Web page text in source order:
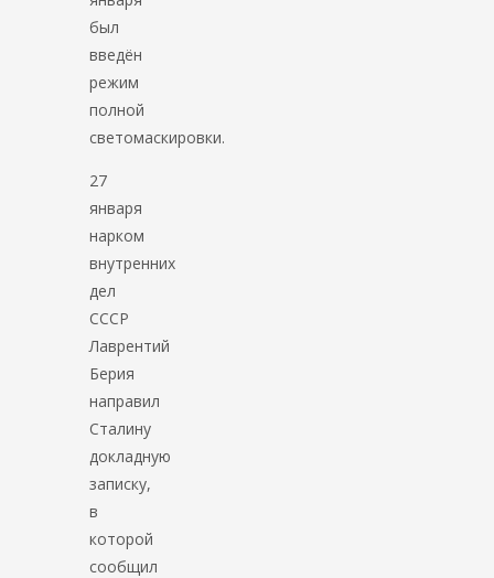
был
введён
режим
полной
светомаскировки.
27
января
нарком
внутренних
дел
СССР
Лаврентий
Берия
направил
Сталину
докладную
записку,
в
которой
сообщил